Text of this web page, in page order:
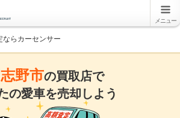
メニュー
ならカーセンサー
野市の買取店で
の愛車を売却しよう